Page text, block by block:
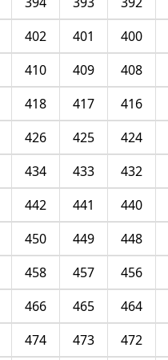
400
401
402
408
409
410
416
417
418
424
425
426
432
433
434
440
441
442
448
449
450
456
457
458
464
465
466
472
473
474